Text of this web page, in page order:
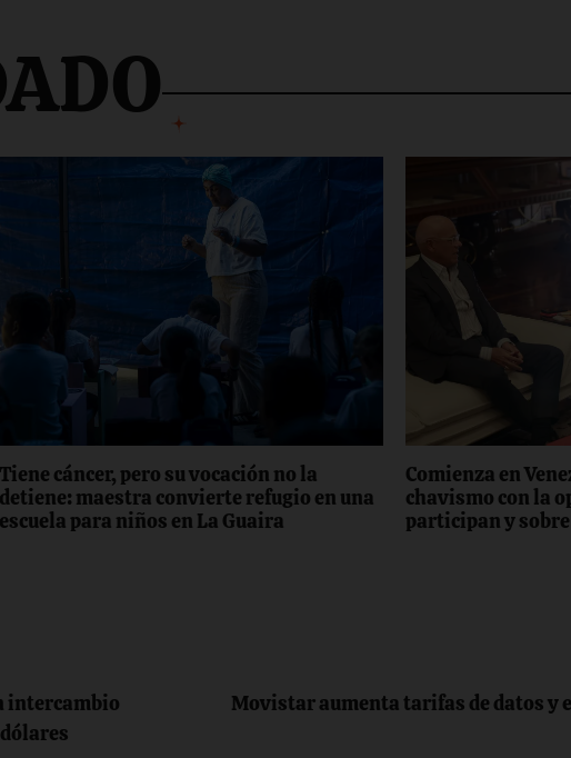
Tiene cáncer, pero su vocación no la
detiene: maestra convierte refugio en una
escuela para niños en La Guaira
Comienza en
chavismo con la
participan y
intercambio
Movistar aumenta tarifas de datos y